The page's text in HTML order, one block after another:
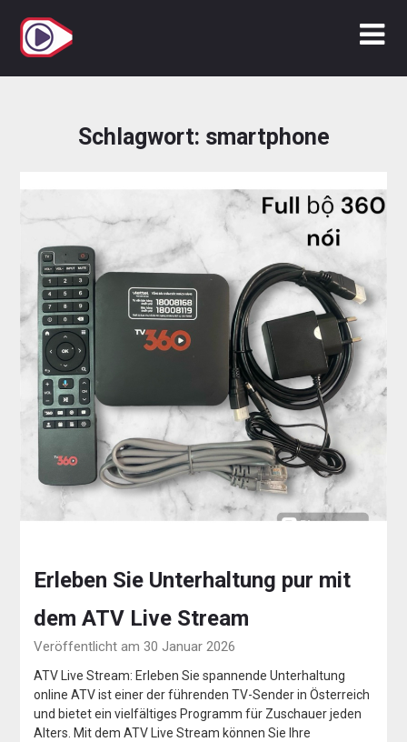
Inhalt
springen
Schlagwort: smartphone
Erleben Sie Unterhaltung pur mit
dem ATV Live Stream
Veröffentlicht am 30 Januar 2026
ATV Live Stream: Erleben Sie spannende Unterhaltung
online ATV ist einer der führenden TV-Sender in Österreich
und bietet ein vielfältiges Programm für Zuschauer jeden
Alters. Mit dem ATV Live Stream können Sie Ihre